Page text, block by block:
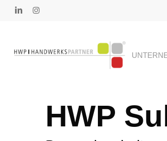
Skiplinkedininstagram
HWP